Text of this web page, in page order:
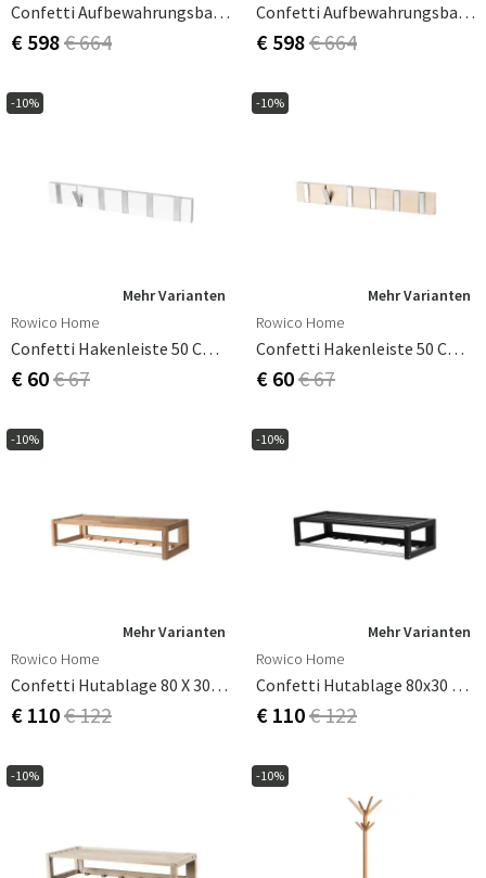
Confetti Aufbewahrungsbank Geölter Eiche//Schafslederoptik
€ 598€ 664
Confetti Aufbewahrungsbank Weiß/Schafslederoptik
€ 598€ 664
-10%
Mehr Varianten
Rowico Home
Confetti Hakenleiste 50 Cm Weiß
€ 60€ 67
-10%
Mehr Varianten
Rowico Home
Confetti Hakenleiste 50 Cm Weiß Pigmentierte Eiche
€ 60€ 67
-10%
Mehr Varianten
Rowico Home
Confetti Hutablage 80 X 30 Cm Eiche
€ 110€ 122
-10%
Mehr Varianten
Rowico Home
Confetti Hutablage 80x30 Cm Schwarz
€ 110€ 122
-10% -10%